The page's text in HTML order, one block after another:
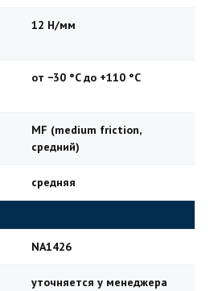
12 Н/мм
от −30 °C до +110 °C
MF (medium friction,
средний)
средняя
NA1426
уточняется у менеджера